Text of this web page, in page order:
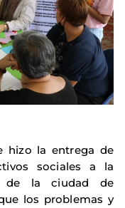
hizo la entrega de
sociales a la
de la ciudad de
los problemas y